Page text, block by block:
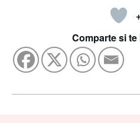
Comparte si